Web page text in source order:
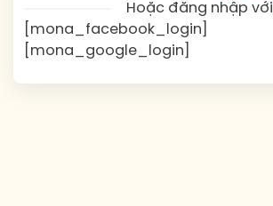
Hoặc đăng nhập với
[mona_facebook_login]
[mona_google_login]